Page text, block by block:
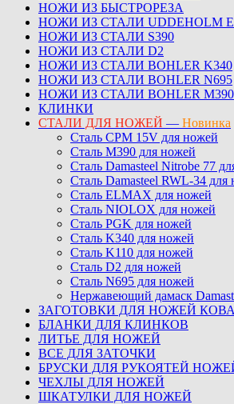
НОЖИ ИЗ БЫСТРОРЕЗА
НОЖИ ИЗ СТАЛИ UDDEHOLM
НОЖИ ИЗ СТАЛИ S390
НОЖИ ИЗ СТАЛИ D2
НОЖИ ИЗ СТАЛИ BOHLER K340
НОЖИ ИЗ СТАЛИ BOHLER N695
НОЖИ ИЗ СТАЛИ BOHLER M390
КЛИНКИ
СТАЛИ ДЛЯ НОЖЕЙ — Новинка
Сталь CPM 15V для ножей
Сталь M390 для ножей
Сталь Damasteel Nitrobe 77
Сталь Damasteel RWL-34 для
Сталь ELMAX для ножей
Сталь NIOLOX для ножей
Сталь PGK для ножей
Сталь K340 для ножей
Сталь K110 для ножей
Сталь D2 для ножей
Сталь N695 для ножей
Нержавеющий дамаск
ЗАГОТОВКИ ДЛЯ НОЖЕЙ
БЛАНКИ ДЛЯ КЛИНКОВ
ЛИТЬЕ ДЛЯ НОЖЕЙ
ВСЕ ДЛЯ ЗАТОЧКИ
БРУСКИ ДЛЯ РУКОЯТЕЙ
ЧЕХЛЫ ДЛЯ НОЖЕЙ
ШКАТУЛКИ ДЛЯ НОЖЕЙ